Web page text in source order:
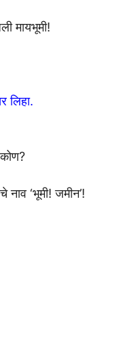
मायभूमी!
लिहा.
‘भूमी! जमीन’!